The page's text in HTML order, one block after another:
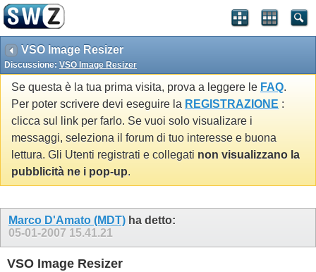
VSO Image Resizer
Discussione: VSO Image Resizer
Se questa è la tua prima visita, prova a leggere le FAQ.
Per poter scrivere devi eseguire la REGISTRAZIONE :
clicca sul link per farlo. Se vuoi solo visualizare i
messaggi, seleziona il forum di tuo interesse e buona
lettura. Gli Utenti registrati e collegati non visualizzano la
pubblicità ne i pop-up.
Marco D'Amato (MDT) ha detto:
05-01-2007 15.41.21
VSO Image Resizer